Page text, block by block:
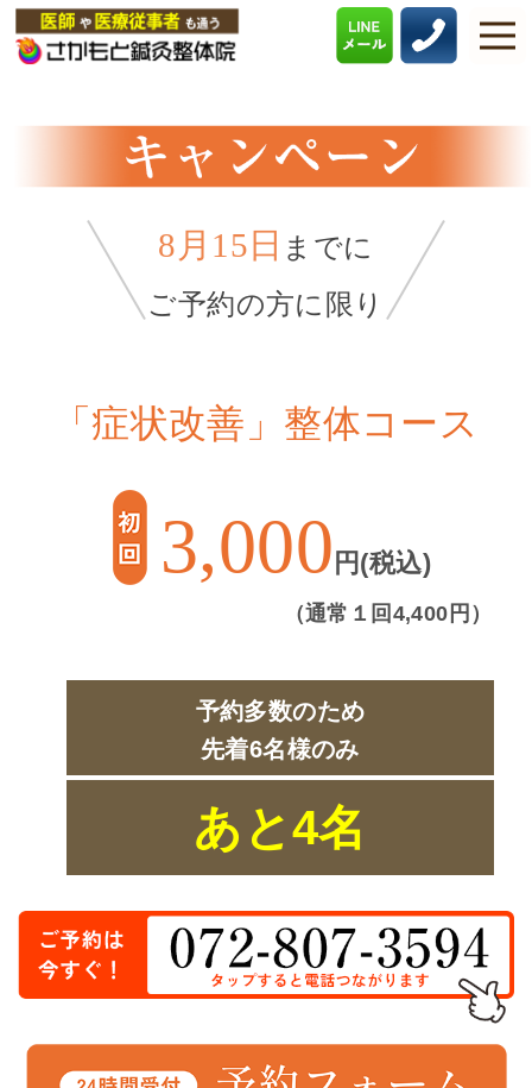
8月15日 までに
ご予約の方に限り
「症状改善」整体コース
3,000 円(税込)
（通常１回4,400円）
予約多数のため
先着6名様のみ
あと4名